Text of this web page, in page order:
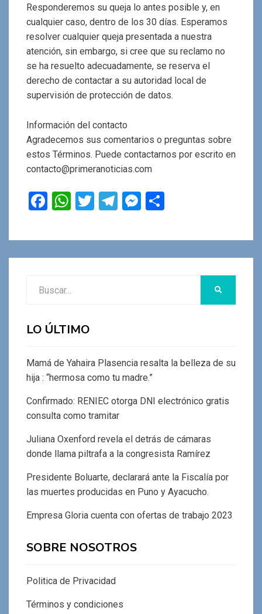
Responderemos su queja lo antes posible y, en
cualquier caso, dentro de los 30 días. Esperamos
resolver cualquier queja presentada a nuestra
atención, sin embargo, si cree que su reclamo no
se ha resuelto adecuadamente, se reserva el
derecho de contactar a su autoridad local de
supervisión de protección de datos.
Información del contacto
Agradecemos sus comentarios o preguntas sobre
estos Términos. Puede contactarnos por escrito en
contacto@primeranoticias.com
F
ce
b
o
W
at
s
T
tt
er
T
e
gr
M
se
n
m
p
LO ÚLTIMO
Mamá de Yahaira Plasencia resalta la belleza de su
hija : “hermosa como tu madre.”
Confirmado: RENIEC otorga DNI electrónico gratis
consulta como tramitar
Juliana Oxenford revela el detrás de cámaras
donde llama piltrafa a la congresista Ramírez
Presidente Boluarte, declarará ante la Fiscalía por
las muertes producidas en Puno y Ayacucho.
Empresa Gloria cuenta con ofertas de trabajo 2023
SOBRE NOSOTROS
Politica de Privacidad
Términos y condiciones